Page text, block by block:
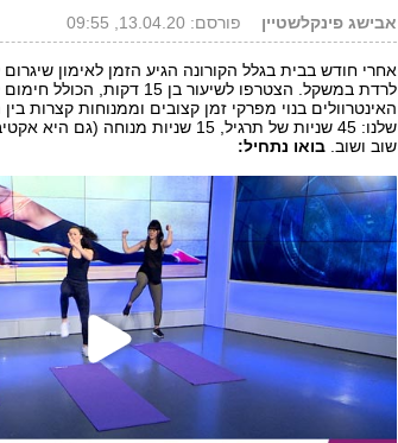
אבישג פינקלשטיין פורסם: 13.04.20, 09:55
אחרי חודש בבית בגלל הקורונה הגיע הזמן לאימון שיגרום
לרדת במשקל. הצטרפו לשיעור בן 15
האינטרוולים בנוי מפרקי זמן קצובים וממנוחות קצרות
שלנו: 45 שניות של תרגיל, 15 שניות
שוב ושוב. בואו נתחיל: